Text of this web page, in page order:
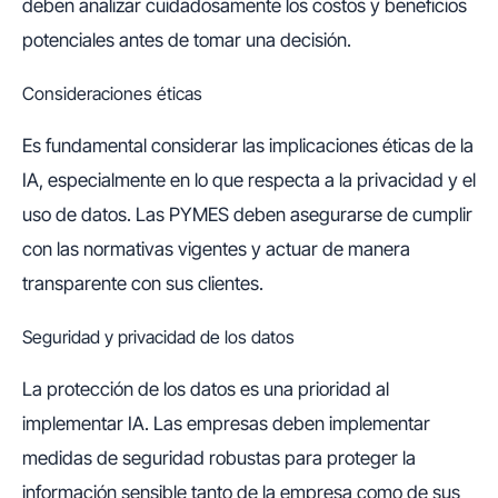
deben analizar cuidadosamente los costos y beneficios
potenciales antes de tomar una decisión.
Consideraciones éticas
Es fundamental considerar las implicaciones éticas de la
IA, especialmente en lo que respecta a la privacidad y el
uso de datos. Las PYMES deben asegurarse de cumplir
con las normativas vigentes y actuar de manera
transparente con sus clientes.
Seguridad y privacidad de los datos
La protección de los datos es una prioridad al
implementar IA. Las empresas deben implementar
medidas de seguridad robustas para proteger la
información sensible tanto de la empresa como de sus